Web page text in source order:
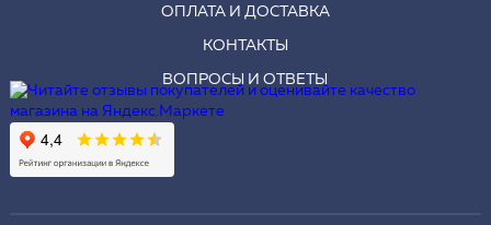
ОПЛАТА И ДОСТАВКА
КОНТАКТЫ
ВОПРОСЫ И ОТВЕТЫ